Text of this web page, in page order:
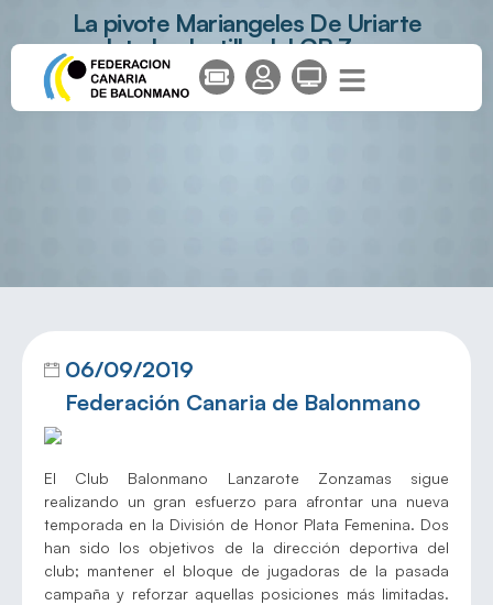
La pivote Mariangeles De Uriarte
completa la plantilla del CB Zonzamas
06/09/2019
Federación Canaria de Balonmano
El Club Balonmano Lanzarote Zonzamas sigue
realizando un gran esfuerzo para afrontar una nueva
temporada en la División de Honor Plata Femenina. Dos
han sido los objetivos de la dirección deportiva del
club; mantener el bloque de jugadoras de la pasada
campaña y reforzar aquellas posiciones más limitadas.